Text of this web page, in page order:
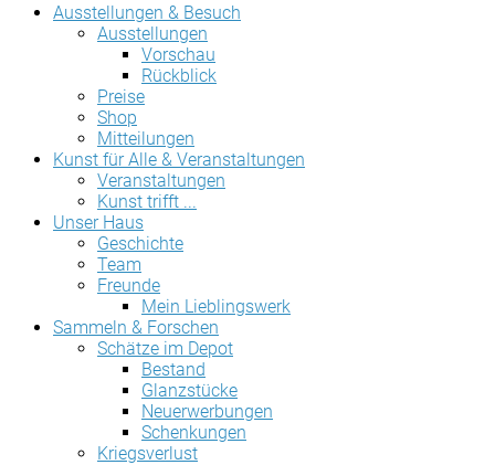
Ausstellungen & Besuch
Ausstellungen
Vorschau
Rückblick
Preise
Shop
Mitteilungen
Kunst für Alle & Veranstaltungen
Veranstaltungen
Kunst trifft ...
Unser Haus
Geschichte
Team
Freunde
Mein Lieblingswerk
Sammeln & Forschen
Schätze im Depot
Bestand
Glanzstücke
Neuerwerbungen
Schenkungen
Kriegsverlust